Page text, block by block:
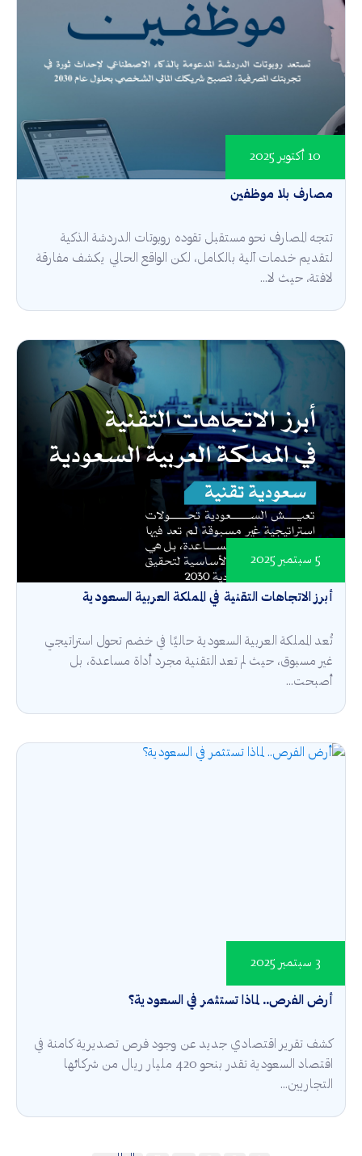
مصارف بلا موظفين
10 أكتوبر 2025
تتجه المصارف نحو مستقبل تقوده روبوتات الدردشة الذكية
لتقديم خدمات آلية بالكامل، لكن الواقع الحالي يكشف مفارقة
لافتة، حيث لا...
أبرز الاتجاهات التقنية في المملكة العربية السعودية
5 سبتمبر 2025
تُعد المملكة العربية السعودية حاليًا في خضم تحول استراتيجي
غير مسبوق، حيث لم تعد التقنية مجرد أداة مساعدة، بل
أصبحت...
أرض الفرص.. لماذا تستثمر في السعودية؟
3 سبتمبر 2025
كشف تقرير اقتصادي جديد عن وجود فرص تصديرية كامنة في
اقتصاد السعودية تقدر بنحو 420 مليار ريال من شركائها
التجاريين...